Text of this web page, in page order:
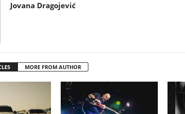
Jovana Dragojević
MORE FROM AUTHOR